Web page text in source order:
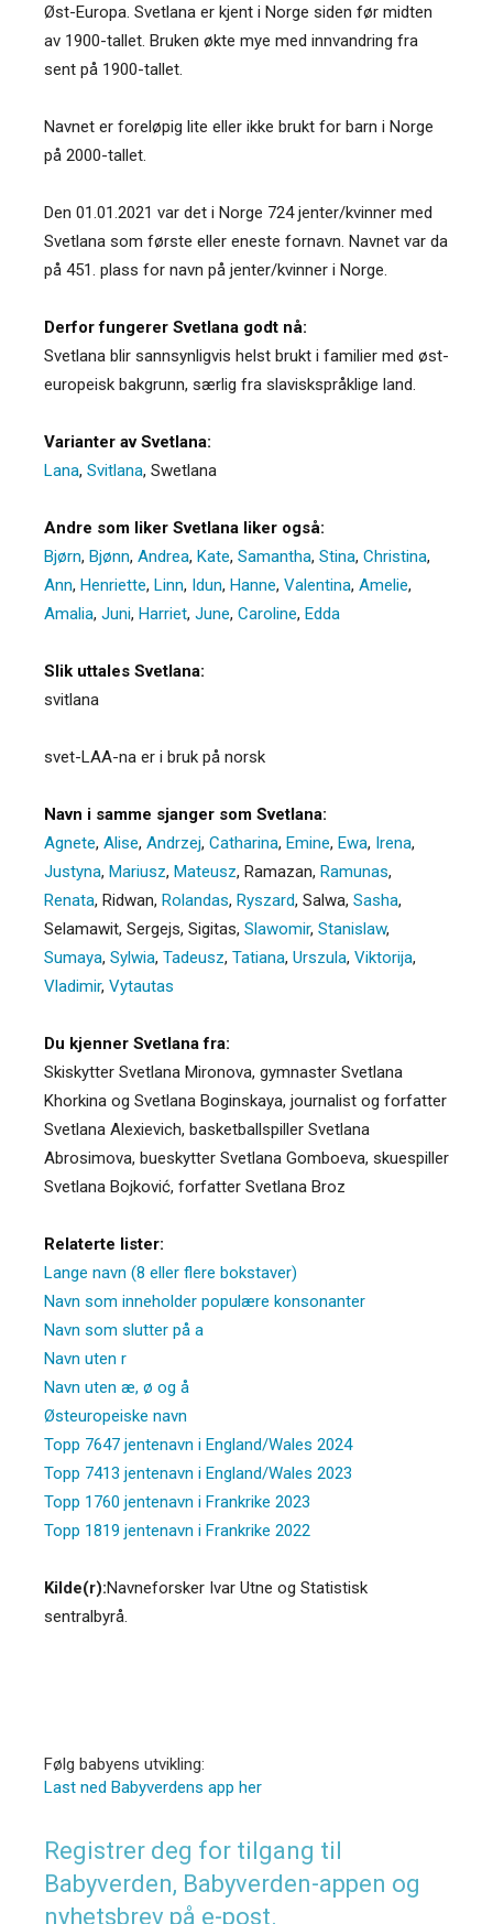
Øst-Europa. Svetlana er kjent i Norge siden før midten
av 1900-tallet. Bruken økte mye med innvandring fra
sent på 1900-tallet.
Navnet er foreløpig lite eller ikke brukt for barn i Norge
på 2000-tallet.
Den 01.01.2021 var det i Norge 724 jenter/kvinner med
Svetlana som første eller eneste fornavn. Navnet var da
på 451. plass for navn på jenter/kvinner i Norge.
Derfor fungerer Svetlana godt nå:
Svetlana blir sannsynligvis helst brukt i familier med øst-
europeisk bakgrunn, særlig fra slaviskspråklige land.
Varianter av Svetlana:
Lana, Svitlana, Swetlana
Andre som liker Svetlana liker også:
Bjørn, Bjønn, Andrea, Kate, Samantha, Stina, Christina,
Ann, Henriette, Linn, Idun, Hanne, Valentina, Amelie,
Amalia, Juni, Harriet, June, Caroline, Edda
Slik uttales Svetlana:
svitlana
svet-LAA-na er i bruk på norsk
Navn i samme sjanger som Svetlana:
Agnete, Alise, Andrzej, Catharina, Emine, Ewa, Irena,
Justyna, Mariusz, Mateusz, Ramazan, Ramunas,
Renata, Ridwan, Rolandas, Ryszard, Salwa, Sasha,
Selamawit, Sergejs, Sigitas, Slawomir, Stanislaw,
Sumaya, Sylwia, Tadeusz, Tatiana, Urszula, Viktorija,
Vladimir, Vytautas
Du kjenner Svetlana fra:
Skiskytter Svetlana Mironova, gymnaster Svetlana
Khorkina og Svetlana Boginskaya, journalist og forfatter
Svetlana Alexievich, basketballspiller Svetlana
Abrosimova, bueskytter Svetlana Gomboeva, skuespiller
Svetlana Bojković, forfatter Svetlana Broz
Relaterte lister:
Lange navn (8 eller flere bokstaver)
Navn som inneholder populære konsonanter
Navn som slutter på a
Navn uten r
Navn uten æ, ø og å
Østeuropeiske navn
Topp 7647 jentenavn i England/Wales 2024
Topp 7413 jentenavn i England/Wales 2023
Topp 1760 jentenavn i Frankrike 2023
Topp 1819 jentenavn i Frankrike 2022
Kilde(r):Navneforsker Ivar Utne og Statistisk
sentralbyrå.
Følg babyens utvikling:
Last ned Babyverdens app her
Registrer deg for tilgang til
Babyverden, Babyverden-appen og
nyhetsbrev på e-post.